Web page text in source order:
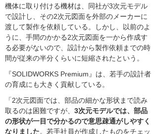
機体に取り付ける機材は、同社が3次元モデル
で設計し、その2次元図面を外部のメーカーに
渡して製作を依頼している。しかし、以前のよ
うに、手間のかかる2次元図面を一から作成す
る必要がないので、設計から製作依頼までの時
間が従来の半分くらいに短縮されたという。
『SOLIDWORKS Premium』は、若手の設計者
の育成にも大きく貢献している。
「2次元図面では、部品の細かな形状まで読み
取るのは困難ですが、 3次元モデルでは、部品
の形状が一目で分かるので意思疎通がしやすく
なりました。若手社員が作成したものをチェッ